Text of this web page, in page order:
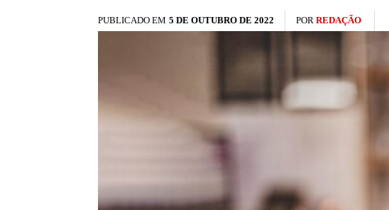
PUBLICADO EM 5 DE OUTUBRO DE 2022 POR REDAÇÃO